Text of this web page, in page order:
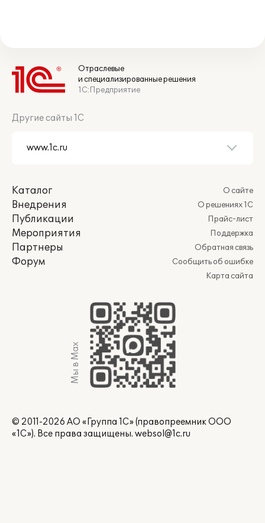
Отраслевые
и специализированные решения
1С:Предприятие
Другие сайты 1С
Каталог
Внедрения
Публикации
Мероприятия
Партнеры
Форум
О сайте
О решениях 1С
Прайс-лист
Поддержка
Обратная связь
Сообщить об ошибке
Карта сайта
Мы в Max
© 2011-2026 АО «Группа 1С» (правопреемник ООО
«1С»). Все права защищены. websol@1c.ru